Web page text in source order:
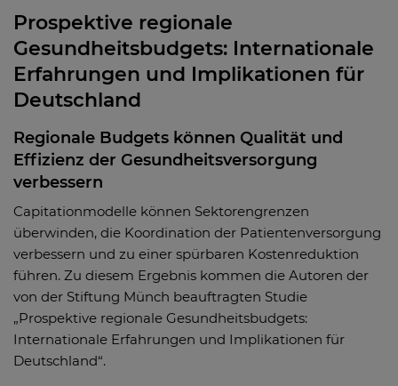
Prospektive regionale
Gesundheitsbudgets: Internationale
Erfahrungen und Implikationen für
Deutschland
Regionale Budgets können Qualität und
Effizienz der Gesundheitsversorgung
verbessern
Capitationmodelle können Sektorengrenzen
überwinden, die Koordination der Patientenversorgung
verbessern und zu einer spürbaren Kostenreduktion
führen. Zu diesem Ergebnis kommen die Autoren der
von der Stiftung Münch beauftragten Studie
„Prospektive regionale Gesundheitsbudgets:
Internationale Erfahrungen und Implikationen für
Deutschland“.